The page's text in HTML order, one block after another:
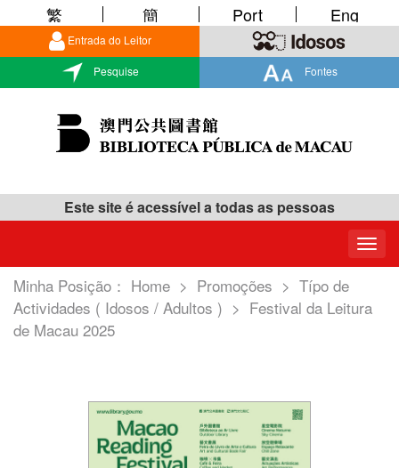
Entrada do Leitor
Pesquise Fontes
繁 簡 Port Eng
Este site é acessível a todas as pessoas
Minha Posição： Home > Promoções > Típo de
Actividades ( Idosos / Adultos ) > Festival da Leitura
de Macau 2025